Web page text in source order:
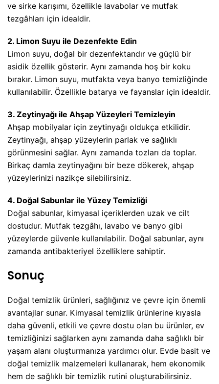
ve sirke karışımı, özellikle lavabolar ve mutfak
tezgâhları için idealdir.
2. Limon Suyu ile Dezenfekte Edin
Limon suyu, doğal bir dezenfektandır ve güçlü bir
asidik özellik gösterir. Aynı zamanda hoş bir koku
bırakır. Limon suyu, mutfakta veya banyo temizliğinde
kullanılabilir. Özellikle batarya ve fayanslar için idealdir.
3. Zeytinyağı ile Ahşap Yüzeyleri Temizleyin
Ahşap mobilyalar için zeytinyağı oldukça etkilidir.
Zeytinyağı, ahşap yüzeylerin parlak ve sağlıklı
görünmesini sağlar. Aynı zamanda tozları da toplar.
Birkaç damla zeytinyağını bir beze dökerek, ahşap
yüzeylerinizi nazikçe silebilirsiniz.
4. Doğal Sabunlar ile Yüzey Temizliği
Doğal sabunlar, kimyasal içeriklerden uzak ve cilt
dostudur. Mutfak tezgâhı, lavabo ve banyo gibi
yüzeylerde güvenle kullanılabilir. Doğal sabunlar, aynı
zamanda antibakteriyel özelliklere sahiptir.
Sonuç
Doğal temizlik ürünleri, sağlığınız ve çevre için önemli
avantajlar sunar. Kimyasal temizlik ürünlerine kıyasla
daha güvenli, etkili ve çevre dostu olan bu ürünler, ev
temizliğinizi sağlarken aynı zamanda daha sağlıklı bir
yaşam alanı oluşturmanıza yardımcı olur. Evde basit ve
doğal temizlik malzemeleri kullanarak, hem ekonomik
hem de sağlıklı bir temizlik rutini oluşturabilirsiniz.